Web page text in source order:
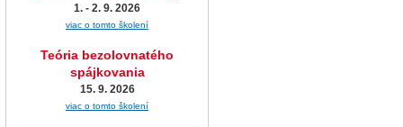
1. - 2. 9. 2026
viac o tomto školení
Teória bezolovnatého
spájkovania
15. 9. 2026
viac o tomto školení